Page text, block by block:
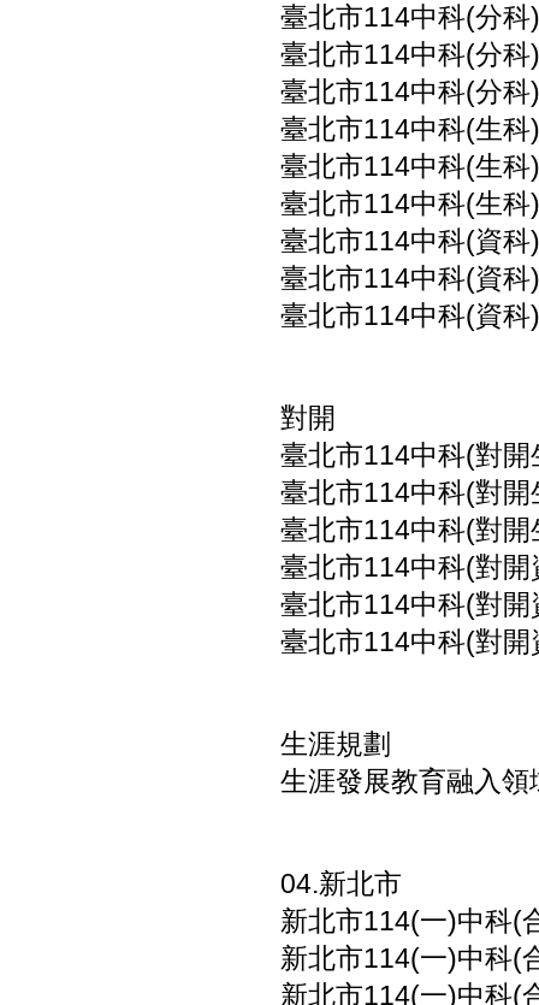
臺北市114中科(分
臺北市114中科(分
臺北市114中科(分
臺北市114中科(生
臺北市114中科(生
臺北市114中科(生
臺北市114中科(資
臺北市114中科(資
臺北市114中科(資
對開
臺北市114中科(對
臺北市114中科(對
臺北市114中科(對
臺北市114中科(對
臺北市114中科(對
臺北市114中科(對
生涯規劃
生涯發展教育融入
04.新北市
新北市114(一)中科(
新北市114(一)中科(
新北市114(一)中科(